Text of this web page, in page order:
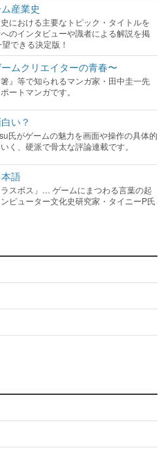
産業史
における主要なトピック・タイトルを
のインタビューや識者による解説を掲
できる決定版！
ムクリエイターの青春〜
箸』等で知られるマンガ家・田中圭一先
ートマンガです。
い？
氏がゲームの魅力を画面や操作の具体的
く、硬派で骨太な評論連載です。
語
ラスボス」… ゲームにまつわる言葉の起
ピューター文化史研究家・タイニーP氏